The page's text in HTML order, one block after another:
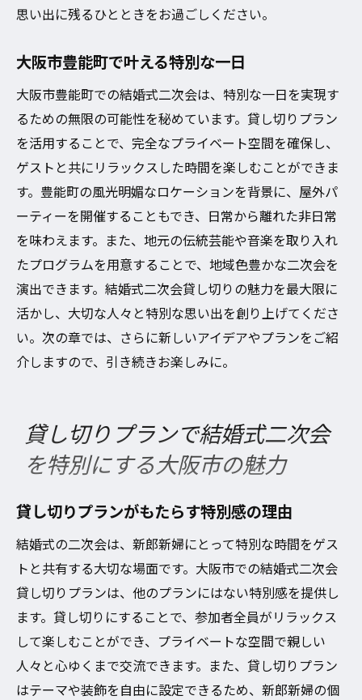
思い出に残るひとときをお過ごしください。
大阪市豊能町で叶える特別な一日
大阪市豊能町での結婚式二次会は、特別な一日を実現す
るための無限の可能性を秘めています。貸し切りプラン
を活用することで、完全なプライベート空間を確保し、
ゲストと共にリラックスした時間を楽しむことができま
す。豊能町の風光明媚なロケーションを背景に、屋外パ
ーティーを開催することもでき、日常から離れた非日常
を味わえます。また、地元の伝統芸能や音楽を取り入れ
たプログラムを用意することで、地域色豊かな二次会を
演出できます。結婚式二次会貸し切りの魅力を最大限に
活かし、大切な人々と特別な思い出を創り上げてくださ
い。次の章では、さらに新しいアイデアやプランをご紹
介しますので、引き続きお楽しみに。
貸し切りプランで結婚式二次会
を特別にする大阪市の魅力
貸し切りプランがもたらす特別感の理由
結婚式の二次会は、新郎新婦にとって特別な時間をゲス
トと共有する大切な場面です。大阪市での結婚式二次会
貸し切りプランは、他のプランにはない特別感を提供し
ます。貸し切りにすることで、参加者全員がリラックス
して楽しむことができ、プライベートな空間で親しい
人々と心ゆくまで交流できます。また、貸し切りプラン
はテーマや装飾を自由に設定できるため、新郎新婦の個